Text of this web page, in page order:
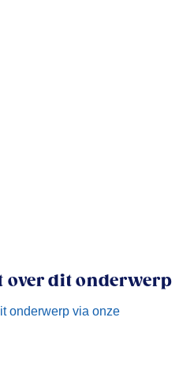
over dit onderwerp
onderwerp via onze